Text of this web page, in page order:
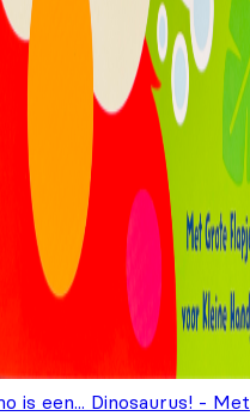
is een... Dinosaurus! - Met